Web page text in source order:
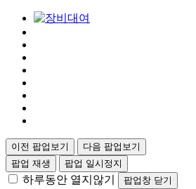
이전 팝업보기
다음 팝업보기
팝업 재생
팝업 일시정지
하루동안 열지않기 팝업창 닫기